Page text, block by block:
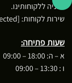
*חניה ללקוחותינו.
שירות לקוחות: [email protected]
שעות פתיחה:
א – ה: 18:00 – 09:00
ו : 13:30 – 09:00